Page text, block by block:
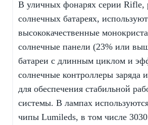
В уличных фонарях серии Rifle,
солнечных батареях,
высококачественные
солнечные панели (23% или
батареи с длинным циклом и
солнечные контроллеры заряда
для обеспечения стабильной
системы. В лампах
чипы Lumileds, в том числе